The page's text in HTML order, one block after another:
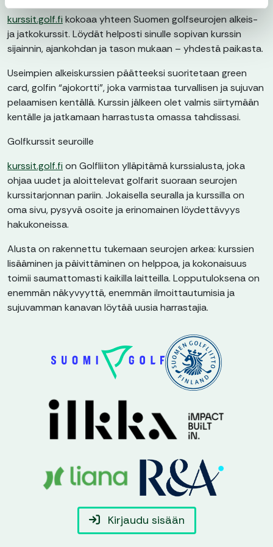
kurssit.golf.fi kokoaa yhteen Suomen golfseurojen alkeis-
ja jatkokurssit. Löydät helposti sinulle sopivan kurssin
sijainnin, ajankohdan ja tason mukaan – yhdestä paikasta.
Useimpien alkeiskurssien päätteeksi suoritetaan green
card, golfin “ajokortti”, joka varmistaa turvallisen ja sujuvan
pelaamisen kentällä. Kurssin jälkeen olet valmis siirtymään
kentälle ja jatkamaan harrastusta omassa tahdissasi.
Golfkurssit seuroille
kurssit.golf.fi on Golfliiton ylläpitämä kurssialusta, joka
ohjaa uudet ja aloittelevat golfarit suoraan seurojen
kurssitarjonnan pariin. Jokaisella seuralla ja kurssilla on
oma sivu, pysyvä osoite ja erinomainen löydettävyys
hakukoneissa.
Alusta on rakennettu tukemaan seurojen arkea: kurssien
lisääminen ja päivittäminen on helppoa, ja kokonaisuus
toimii saumattomasti kaikilla laitteilla. Lopputuloksena on
enemmän näkyvyyttä, enemmän ilmoittautumisia ja
sujuvamman kanavan löytää uusia harrastajia.
Kirjaudu sisään